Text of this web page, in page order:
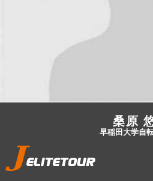
エントリ
JBCF ROAD
桑原
早稲田大学自